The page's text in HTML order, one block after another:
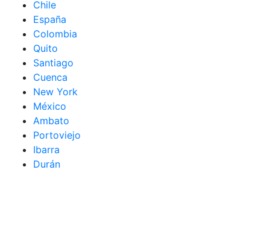
Chile
España
Colombia
Quito
Santiago
Cuenca
New York
México
Ambato
Portoviejo
Ibarra
Durán